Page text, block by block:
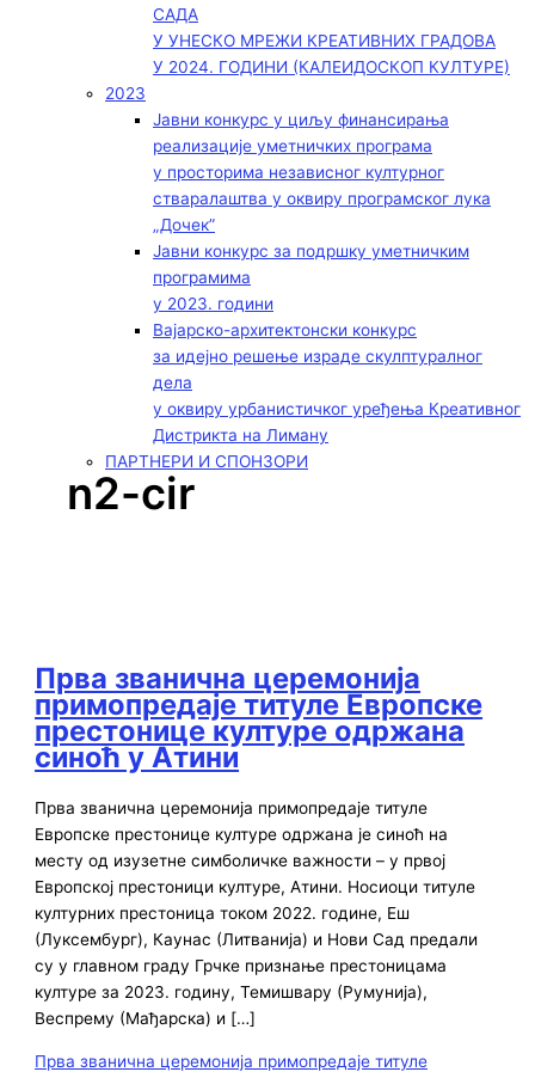
САДА
У УНЕСКО МРЕЖИ КРЕАТИВНИХ ГРАДОВА
У 2024. ГОДИНИ (КАЛЕИДОСКОП КУЛТУРЕ)
2023
Јавни конкурс у циљу финансирања
реализације уметничких програма
у просторима независног културног
стваралаштва у оквиру програмског лука
„Дочек”
Јавни конкурс за подршку уметничким
програмима
у 2023. години
Вајарско-архитектонски конкурс
за идејно решење израде скулптуралног
дела
у оквиру урбанистичког уређења Креативног
Дистрикта на Лиману
ПАРТНЕРИ И СПОНЗОРИ
n2-cir
Прва званична церемонија
примопредаје титуле Европске
престонице културе одржана
синоћ у Атини
Прва званична церемонија примопредаје титуле
Европске престонице културе одржана је синоћ на
месту од изузетне симболичке важности – у првој
Европској престоници културе, Атини. Носиоци титуле
културних престоница током 2022. године, Еш
(Луксембург), Каунас (Литванија) и Нови Сад предали
су у главном граду Грчке признање престоницама
културе за 2023. годину, Темишвару (Румунија),
Веспрему (Мађарска) и […]
Прва званична церемонија примопредаје титуле